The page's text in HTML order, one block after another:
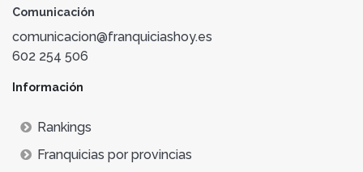
Comunicación
comunicacion@franquiciashoy.es
602 254 506
Información
Rankings
Franquicias por provincias